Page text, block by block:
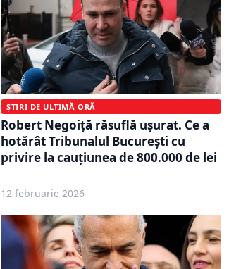
ȘTIRI DE ULTIMĂ ORĂ
Robert Negoiță răsuflă ușurat. Ce a
hotărât Tribunalul București cu
privire la cauțiunea de 800.000 de lei
12 februarie 2026